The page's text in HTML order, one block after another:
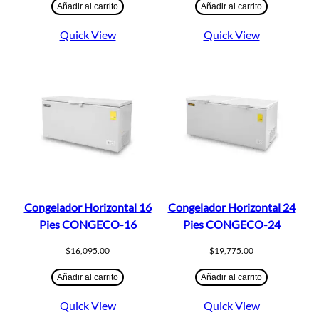
Añadir al carrito
Quick View
Añadir al carrito
Quick View
Congelador Horizontal 16
Pies CONGECO-16
$16,095.00
Añadir al carrito
Quick View
Congelador Horizontal 24
Pies CONGECO-24
$19,775.00
Añadir al carrito
Quick View